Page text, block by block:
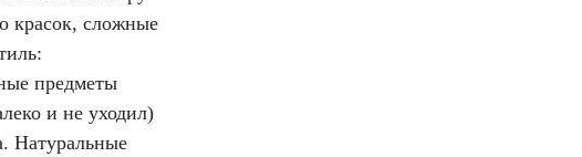
красок, сложные
предметы
и не уходил)
Натуральные